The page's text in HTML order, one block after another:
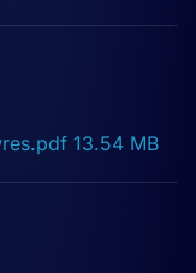
13.54 MB